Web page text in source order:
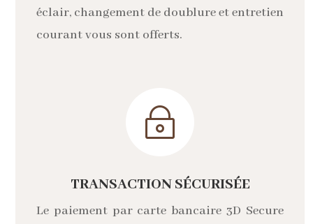
éclair, changement de doublure et entretien
courant vous sont offerts.
~
TRANSACTION SÉCURISÉE
Le paiement par carte bancaire 3D Secure